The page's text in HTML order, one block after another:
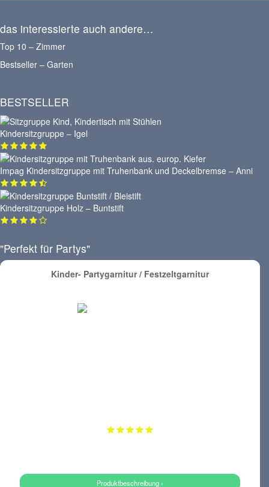
das interessierte auch andere…
Top 10 – Zimmer
Bestseller – Garten
BESTSELLER
Kindersitzgruppe – Igel
Impag Kindersitzgruppe mit Truhenbank und Deckelbremse – Anni
Kindersitzgruppe Holz – Buntstift
"Perfekt für Partys"
Kinder- Partygarnitur / Festzeltgarnitur
Produktbeschreibung ›